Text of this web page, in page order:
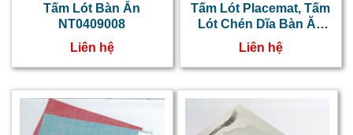
Tấm Lót Bàn Ăn
NT0409008
Liên hệ
Tấm Lót Placemat, Tấm
Lót Chén Dĩa Bàn Ăn
NT0822TH
Liên hệ